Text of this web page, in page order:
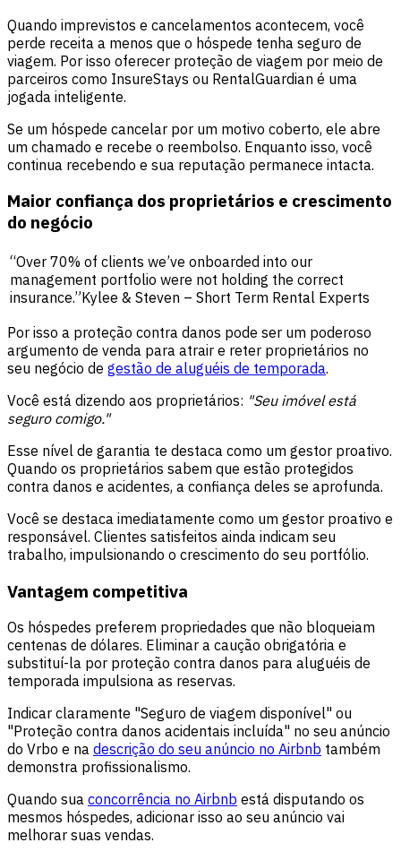
Quando imprevistos e cancelamentos acontecem, você
perde receita a menos que o hóspede tenha seguro de
viagem. Por isso oferecer proteção de viagem por meio de
parceiros como InsureStays ou RentalGuardian é uma
jogada inteligente.
Se um hóspede cancelar por um motivo coberto, ele abre
um chamado e recebe o reembolso. Enquanto isso, você
continua recebendo e sua reputação permanece intacta.
Maior confiança dos proprietários e crescimento
do negócio
“Over 70% of clients we’ve onboarded into our
management portfolio were not holding the correct
insurance.”Kylee & Steven – Short Term Rental Experts
Por isso a proteção contra danos pode ser um poderoso
argumento de venda para atrair e reter proprietários no
seu negócio de gestão de aluguéis de temporada.
Você está dizendo aos proprietários: "Seu imóvel está
seguro comigo."
Esse nível de garantia te destaca como um gestor proativo.
Quando os proprietários sabem que estão protegidos
contra danos e acidentes, a confiança deles se aprofunda.
Você se destaca imediatamente como um gestor proativo e
responsável. Clientes satisfeitos ainda indicam seu
trabalho, impulsionando o crescimento do seu portfólio.
Vantagem competitiva
Os hóspedes preferem propriedades que não bloqueiam
centenas de dólares. Eliminar a caução obrigatória e
substituí-la por proteção contra danos para aluguéis de
temporada impulsiona as reservas.
Indicar claramente "Seguro de viagem disponível" ou
"Proteção contra danos acidentais incluída" no seu anúncio
do Vrbo e na descrição do seu anúncio no Airbnb também
demonstra profissionalismo.
Quando sua concorrência no Airbnb está disputando os
mesmos hóspedes, adicionar isso ao seu anúncio vai
melhorar suas vendas.